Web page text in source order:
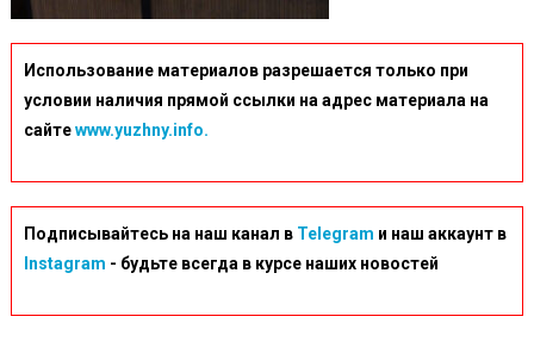
Использование материалов разрешается только при
условии наличия прямой ссылки на адрес материала на
сайтеwww.yuzhny.info.
Подписывайтесь на наш канал в Telegram и наш аккаунт в
Instagram - будьте всегда в курсе наших новостей